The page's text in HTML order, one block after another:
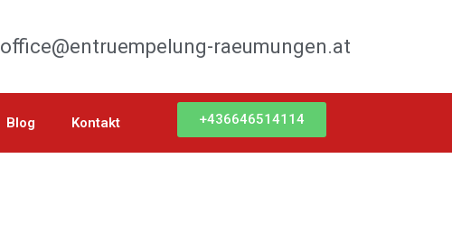
office@entruempelung-raeumungen.at
Blog Kontakt +436646514114